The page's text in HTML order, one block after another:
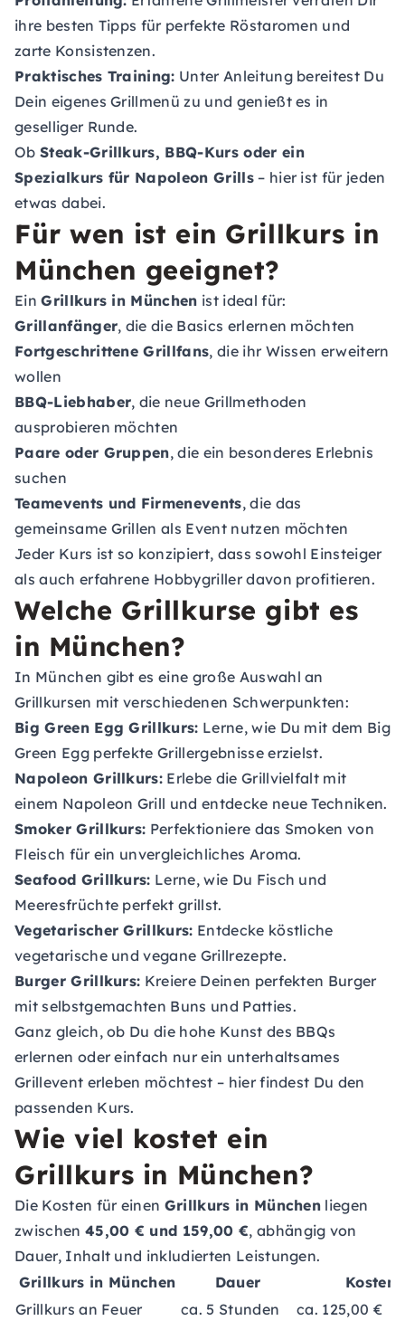
ihre besten Tipps für perfekte Röstaromen und
zarte Konsistenzen.
Praktisches Training: Unter Anleitung bereitest Du
Dein eigenes Grillmenü zu und genießt es in
geselliger Runde.
Ob Steak-Grillkurs, BBQ-Kurs oder ein
Spezialkurs für Napoleon Grills– hier ist für jeden
etwas dabei.
Für wen ist ein Grillkurs in
München geeignet?
EinGrillkurs in München ist ideal für:
Grillanfänger, die die Basics erlernen möchten
Fortgeschrittene Grillfans, die ihr Wissen erweitern
wollen
BBQ-Liebhaber, die neue Grillmethoden
ausprobieren möchten
Paare oder Gruppen, die ein besonderes Erlebnis
suchen
Teamevents und Firmenevents, die das
gemeinsame Grillen als Event nutzen möchten
Jeder Kurs ist so konzipiert, dass sowohl Einsteiger
als auch erfahrene Hobbygriller davon profitieren.
Welche Grillkurse gibt es
in München?
In München gibt es eine große Auswahl an
Grillkursen mit verschiedenen Schwerpunkten:
Big Green Egg Grillkurs: Lerne, wie Du mit dem Big
Green Egg perfekte Grillergebnisse erzielst.
Napoleon Grillkurs: Erlebe die Grillvielfalt mit
einem Napoleon Grill und entdecke neue Techniken.
Smoker Grillkurs: Perfektioniere das Smoken von
Fleisch für ein unvergleichliches Aroma.
Seafood Grillkurs: Lerne, wie Du Fisch und
Meeresfrüchte perfekt grillst.
Vegetarischer Grillkurs: Entdecke köstliche
vegetarische und vegane Grillrezepte.
Burger Grillkurs: Kreiere Deinen perfekten Burger
mit selbstgemachten Buns und Patties.
Ganz gleich, ob Du die hohe Kunst des BBQs
erlernen oder einfach nur ein unterhaltsames
Grillevent erleben möchtest – hier findest Du den
passenden Kurs.
Wie viel kostet ein
Grillkurs in München?
Die Kosten für einen Grillkurs in München liegen
zwischen 45,00 € und 159,00 €, abhängig von
Dauer, Inhalt und inkludierten Leistungen.
Grillkurs in München
Dauer
Kosten
Grillkurs an Feuer
ca. 5 Stunden
ca. 125,00 €